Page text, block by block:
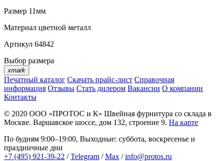
Размер 11мм
Материал цветной металл
Артикул 64842
Выбор размера
xmark
Печатный каталог Скачать прайс-лист Справочная
информация Отзывы Стать дилером Вакансии О компании
Контакты
© 2020 ООО «ПРОТОС и К» Швейная фурнитура со склада в
Москве. Варшавское шоссе, дом 132, строение 9. На карте
По будням 9:00–19:00, Выходные: суббота, воскресенье и
праздничные дни
+7 (495) 921-39-22 /Telegram /Max /info@protos.ru